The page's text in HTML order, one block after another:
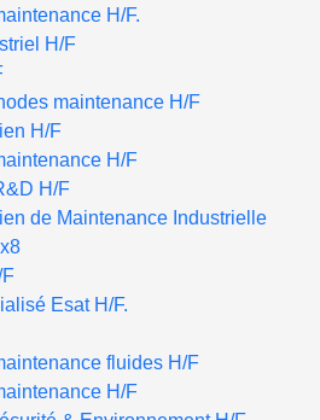
H/F.
H/F
maintenance H/F
H/F
H/F
H/F
de Maintenance Industrielle
Esat H/F.
fluides H/F
H/F